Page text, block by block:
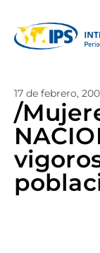
17 de febrero,
/